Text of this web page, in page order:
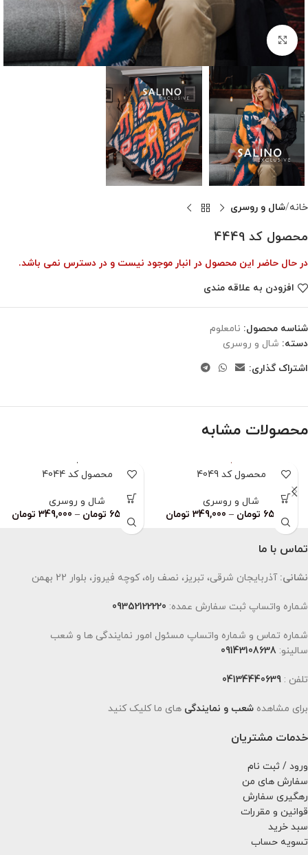
بزرگنمایی تصویر
خانه شال و روسری
محصول کد 4449
در حال حاضر این محصول در انبار موجود نیست و در دسترس نمی باشد.
افزودن به علاقه مندی
شناسه محصول: نامعلوم
دسته: شال و روسری
اشتراک گذاری:
محصولات مشابه
محصول کد 4049
شال و روسری
659,000 تومان –
349,000 تومان
محصول کد 4044
شال و روسری
659,000 تومان –
349,000 تومان
تماس با ما
نشانی: آذربایجان شرقی، تبریز، نصف راه، کوچه فیروز، بلوار 22 بهمن
شماره واتساپ ثبت سفارش عمده: 09352122220
شماره تماس و شماره واتساپ مسئول امور نمایندگی ها و شعب
سالینو: 09143108638
تلفن : 04134440639
برای مشاهده شعب و نمایندگی های ما کلیک کنید
خدمات مشتریان
ورود / ثبت نام
سفارش های من
رهگیری سفارش
قوانین و مقررات
سبد خرید
تسویه حساب